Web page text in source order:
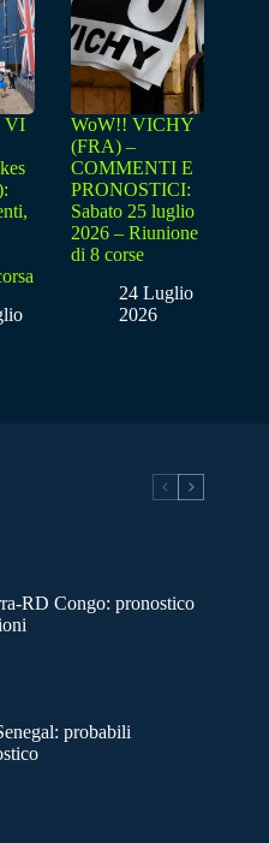
VI
WoW!! VICHY
(FRA) –
COMMENTI E
PRONOSTICI:
Sabato 25 luglio
2026 – Riunione
di 8 corse
24 Luglio
2026
RD Congo: pronostico
probabili